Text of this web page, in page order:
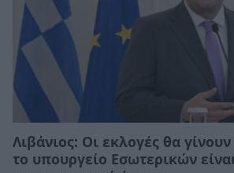
Λιβάνιος: Οι εκλογές θα
το υπουργείο Εσωτερικών